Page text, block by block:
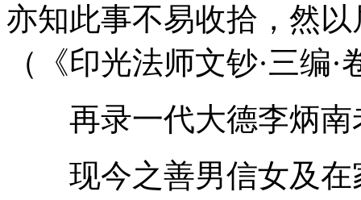
亦知此事不易收拾，然
（《印光法师文钞·三编
再录一代大德李炳南
现今之善男信女及在